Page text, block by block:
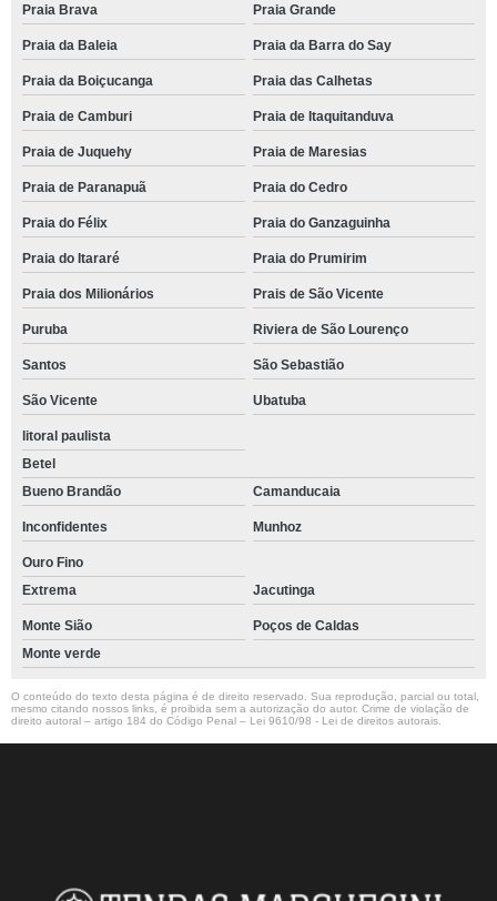
Praia Brava Praia Grande
Praia da Baleia Praia da Barra do Say
Praia da Boiçucanga Praia das Calhetas
Praia de Camburi Praia de Itaquitanduva
Praia de Juquehy Praia de Maresias
Praia de Paranapuã Praia do Cedro
Praia do Félix Praia do Ganzaguinha
Praia do Itararé Praia do Prumirim
Praia dos Milionários Prais de São Vicente
Puruba Riviera de São Lourenço
Santos São Sebastião
São Vicente Ubatuba
litoral paulista
Betel
Bueno Brandão
Camanducaia
Inconfidentes Munhoz
Ouro Fino
Extrema
Jacutinga
Monte Sião
Poços de Caldas
Monte verde
O conteúdo do texto desta página é de direito reservado. Sua reprodução, parcial ou total,
mesmo citando nossos links, é proibida sem a autorização do autor. Crime de violação de
direito autoral – artigo 184 do Código Penal – Lei 9610/98 - Lei de direitos autorais